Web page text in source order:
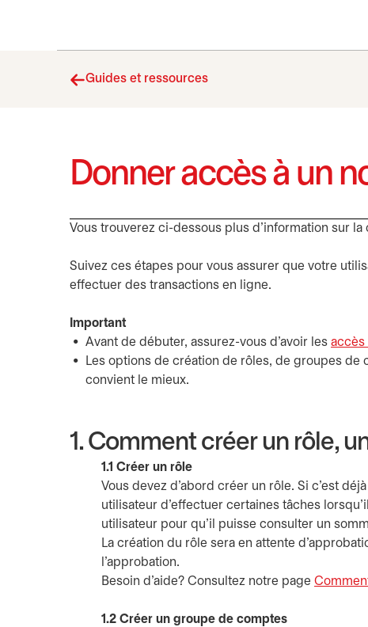
Guides et ressources
Donner accès à un
Vous trouverez ci-dessous plus d’information sur
Suivez ces étapes pour vous assurer que votre
effectuer des transactions en ligne.
Important
Avant de débuter, assurez-vous d’avoir les accès
Les options de création de rôles, de groupes de
convient le mieux.
1. Comment créer un rôle,
1.1 Créer un rôle
Vous devez d’abord créer un rôle. Si c’est
utilisateur d’effectuer certaines tâches
utilisateur pour qu’il puisse consulter un
La création du rôle sera en attente
l’approbation.
Besoin d’aide? Consultez notre page
1.2 Créer un groupe de comptes